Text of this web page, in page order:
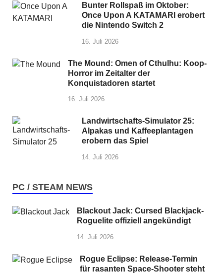
Bunter Rollspaß im Oktober:
Once Upon A KATAMARI erobert
die Nintendo Switch 2
16. Juli 2026
The Mound: Omen of Cthulhu: Koop-
Horror im Zeitalter der
Konquistadoren startet
16. Juli 2026
Landwirtschafts-Simulator 25:
Alpakas und Kaffeeplantagen
erobern das Spiel
14. Juli 2026
PC / STEAM NEWS
Blackout Jack: Cursed Blackjack-
Roguelite offiziell angekündigt
14. Juli 2026
Rogue Eclipse: Release-Termin
für rasanten Space-Shooter steht